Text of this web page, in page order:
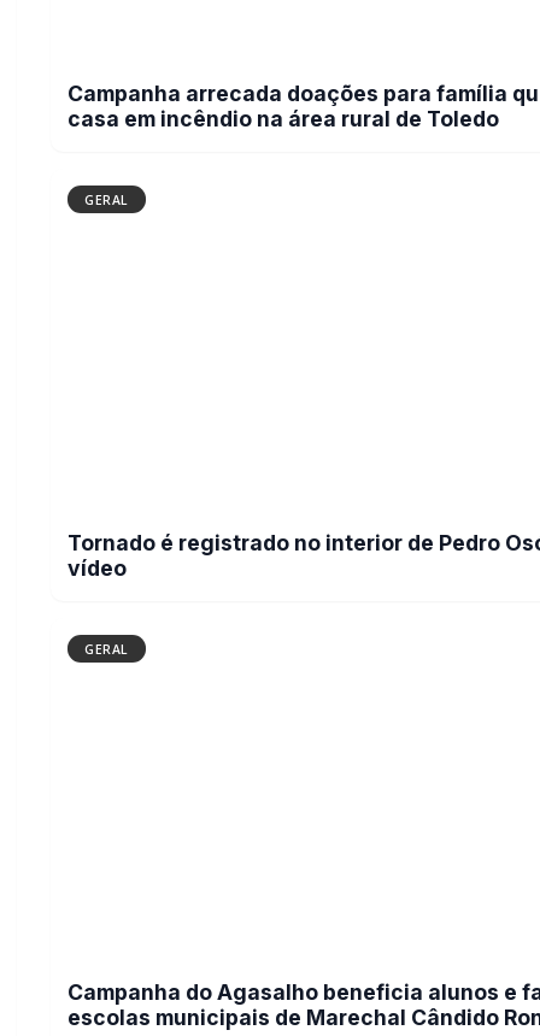
Campanha arrecada doações para família
casa em incêndio na área rural de Toledo
GERAL
Tornado é registrado no interior de Pedro
vídeo
GERAL
Campanha do Agasalho beneficia alunos e
escolas municipais de Marechal Cândido